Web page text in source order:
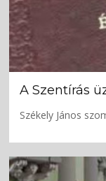
A Szentírás
Székely János